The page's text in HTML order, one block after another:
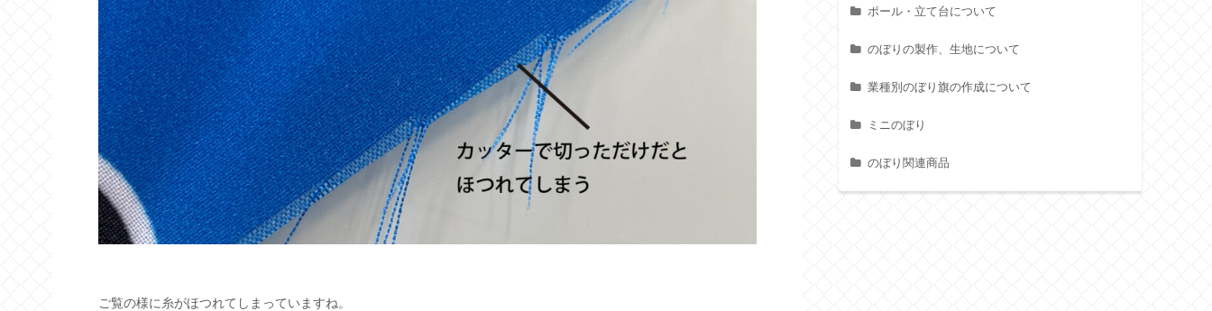
ご覧の様に糸がほつれてしまっていますね。
ポール・立て台について
のぼりの製作、生地について
業種別のぼり旗の作成について
ミニのぼり
のぼり関連商品